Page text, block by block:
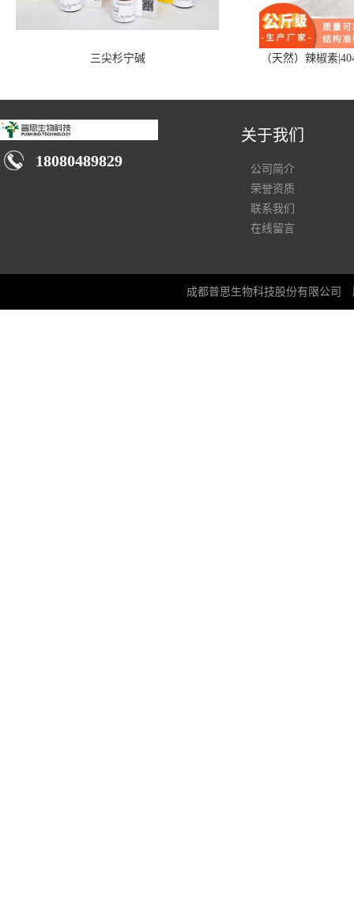
三尖杉宁碱 （天然）辣椒素
18080489829
关于我们
公司简介
荣誉资质
联系我们
在线留言
成都普思生物科技股份有限公司